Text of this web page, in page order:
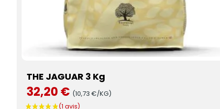
THE JAGUAR 3 Kg
32,20 € (10,73 €/KG)